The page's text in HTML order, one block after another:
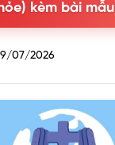
kèm bài mẫu
07/2026